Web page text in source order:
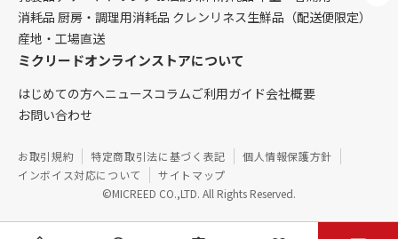
消耗品 厨房・調理用消耗品 クレンリネス生鮮品（配送便限定）
産地・工場直送
ミクリードオンラインストアについて
はじめての方へニュースコラムご利用ガイド会社概要
お問い合わせ
©MICREED CO.,LTD. All Rights Reserved.
お取引規約 特定商取引法に基づく表記
個人情報保護方針
インボイス対応について
サイトマップ